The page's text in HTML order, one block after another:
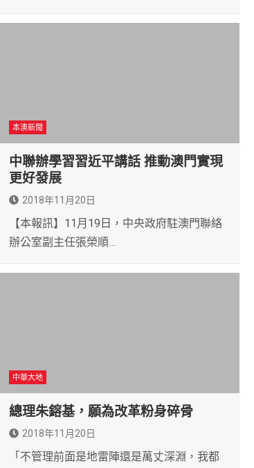
本澳新聞
中聯辦學習習近平講話 推動澳門實現
更好發展
2018年11月20日
【本報訊】11月19日，中央政府駐澳門聯絡
辦公室副主任張榮順…
中華大地
總理朱鎔基，願為改革粉身碎骨
2018年11月20日
「不管理前面是地雷陣還是萬丈深淵，我都